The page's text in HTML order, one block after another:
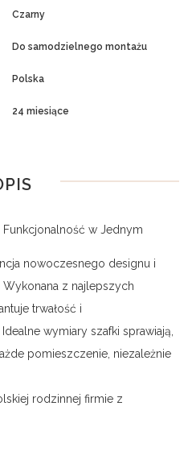
Czarny
Do samodzielnego montażu
Polska
24 miesiące
Funkcjonalność w Jednym
nowoczesnego designu i
Wykonana z najlepszych
trwałość i
wymiary szafki sprawiają,
pomieszczenie, niezależnie
rodzinnej firmie z